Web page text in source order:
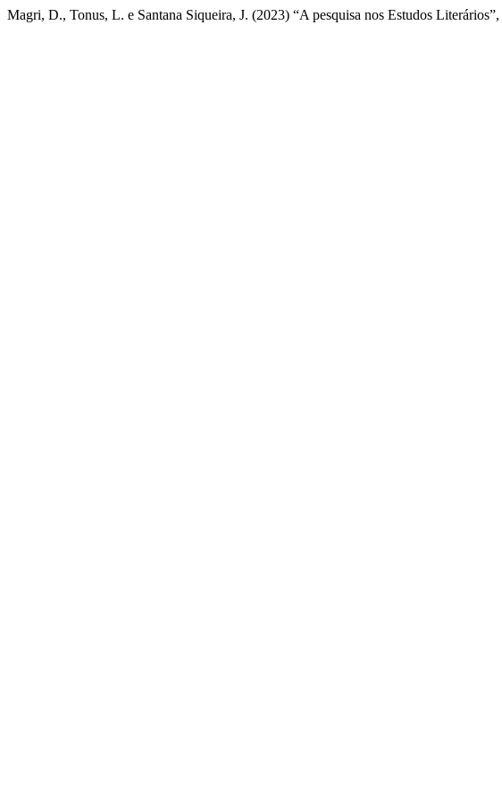
Magri, D., Tonus, L. e Santana Siqueira, J. (2023) “A pesquisa nos Estudos Literários”,